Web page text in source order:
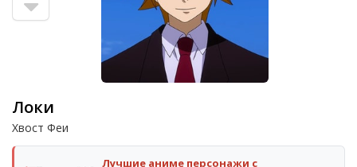
Локи
Хвост Феи
Лучшие аниме персонажи с